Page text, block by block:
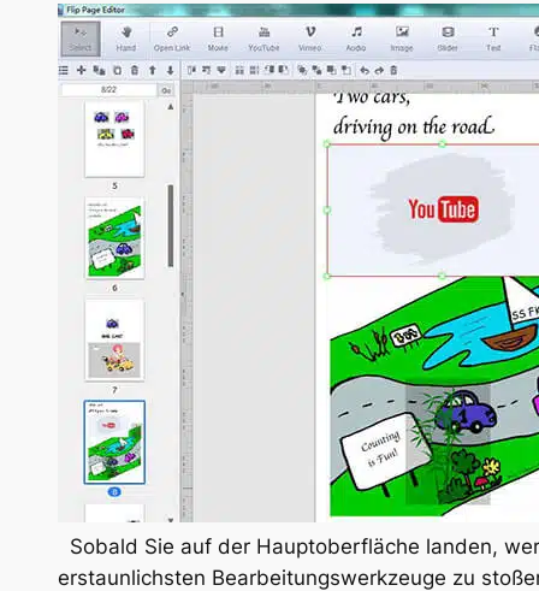
Sobald Sie auf der Hauptoberfläche landen,
erstaunlichsten Bearbeitungswerkzeuge zu